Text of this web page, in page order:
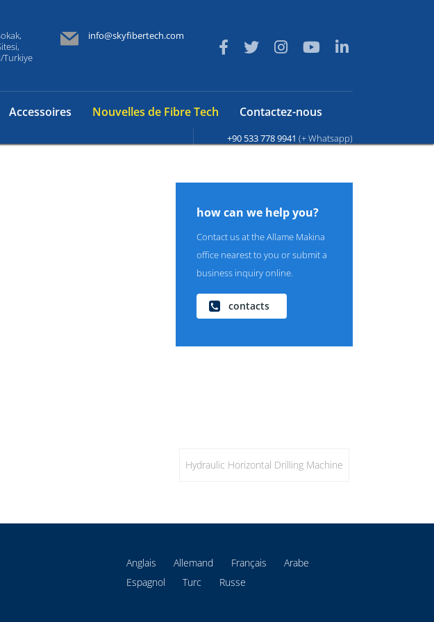
Turkiye
info@skyfibertech.com
Accessoires Nouvelles de Fibre Tech Contactez-nous
+90 533 778 9941 (+ Whatsapp)
how can we help you?
Contact us at the Allame Makina
office nearest to you or submit a
business inquiry online.
contacts
Hydraulic Horizontal Drilling Machine
Anglais Allemand Français
Arabe
Espagnol
Turc Russe